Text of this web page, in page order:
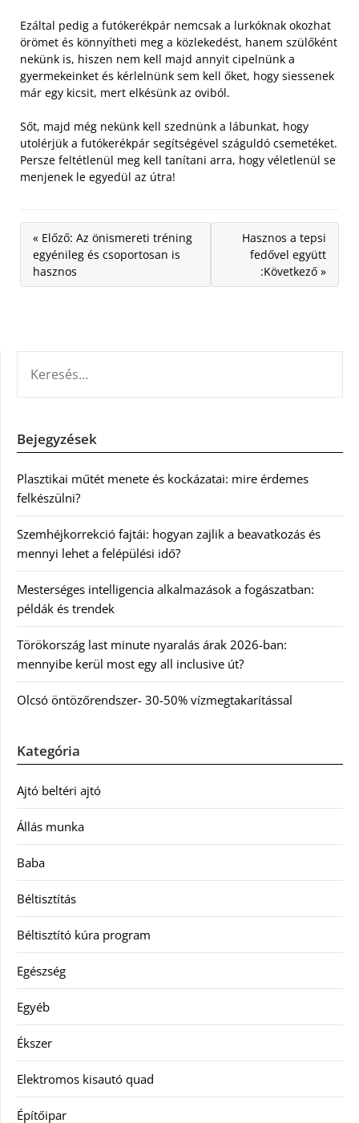
Ezáltal pedig a futókerékpár nemcsak a lurkóknak okozhat
örömet és könnyítheti meg a közlekedést, hanem szülőként
nekünk is, hiszen nem kell majd annyit cipelnünk a
gyermekeinket és kérlelnünk sem kell őket, hogy siessenek
már egy kicsit, mert elkésünk az oviból.
Sőt, majd még nekünk kell szednünk a lábunkat, hogy
utolérjük a futókerékpár segítségével száguldó csemetéket.
Persze feltétlenül meg kell tanítani arra, hogy véletlenül se
menjenek le egyedül az útra!
« Előző: Az önismereti tréning
egyénileg és csoportosan is
hasznos
Hasznos a tepsi
fedővel együtt
:Következő »
Bejegyzések
Plasztikai műtét menete és kockázatai: mire érdemes
felkészülni?
Szemhéjkorrekció fajtái: hogyan zajlik a beavatkozás és
mennyi lehet a felépülési idő?
Mesterséges intelligencia alkalmazások a fogászatban:
példák és trendek
Törökország last minute nyaralás árak 2026-ban:
mennyibe kerül most egy all inclusive út?
Olcsó öntözőrendszer- 30-50% vízmegtakarítással
Kategória
Ajtó beltéri ajtó
Állás munka
Baba
Béltisztítás
Béltisztító kúra program
Egészség
Egyéb
Ékszer
Elektromos kisautó quad
Építőipar